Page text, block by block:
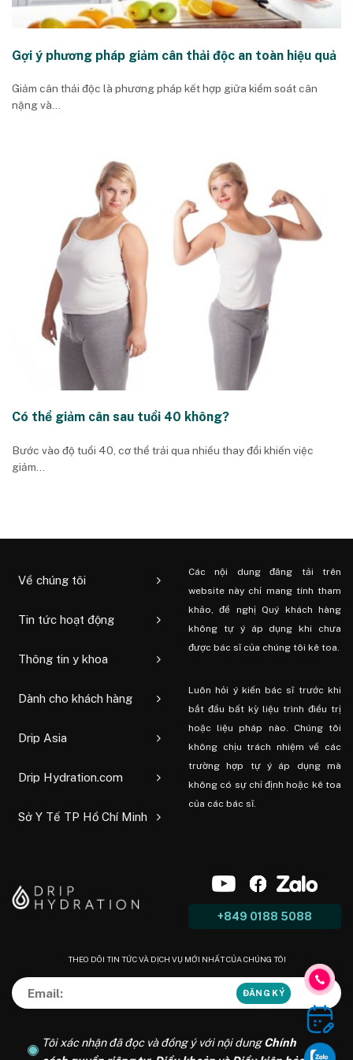
Gợi ý phương pháp giảm cân thải độc an toàn hiệu quả
Giảm cân thải độc là phương pháp kết hợp giữa kiểm soát cân
nặng và...
Có thể giảm cân sau tuổi 40 không?
Bước vào độ tuổi 40, cơ thể trải qua nhiều thay đổi khiến việc
giảm...
Về chúng tôi
Tin tức hoạt động
Thông tin y khoa
Dành cho khách hàng
Drip Asia
Drip Hydration.com
Sở Y Tế TP Hồ Chí Minh
Các nội dung đăng tải trên
website này chỉ mang tính tham
khảo, đề nghị Quý khách hàng
không tự ý áp dụng khi chưa
được bác sĩ của chúng tôi kê toa.
Luôn hỏi ý kiến ​​bác sĩ trước khi
bắt đầu bất kỳ liệu trình điều trị
hoặc liệu pháp nào. Chúng tôi
không chịu trách nhiệm về các
trường hợp tự ý áp dụng mà
không có sự chỉ định hoặc kê toa
của các bác sĩ.
+849 0188 5088
THEO DÕI TIN TỨC VÀ DỊCH VỤ MỚI NHẤT CỦA CHÚNG TÔI
Tôi xác nhận đã đọc và đồng ý với nội dungChính